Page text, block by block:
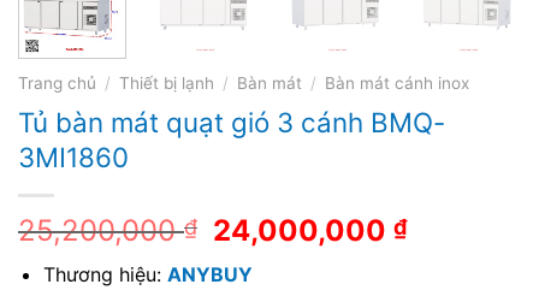
Trang chủ / Thiết bị lạnh / Bàn mát / Bàn mát cánh inox
Tủ bàn mát quạt gió 3 cánh BMQ-
3MI1860
25,200,000₫ 24,000,000₫
Thương hiệu: ANYBUY